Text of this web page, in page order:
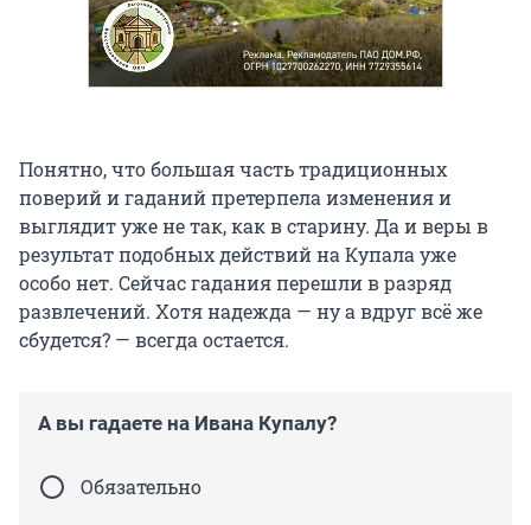
Понятно, что большая часть традиционных
поверий и гаданий претерпела изменения и
выглядит уже не так, как в старину. Да и веры в
результат подобных действий на Купала уже
особо нет. Сейчас гадания перешли в разряд
развлечений. Хотя надежда — ну а вдруг всё же
сбудется? — всегда остается.
А вы гадаете на Ивана Купалу?
Обязательно